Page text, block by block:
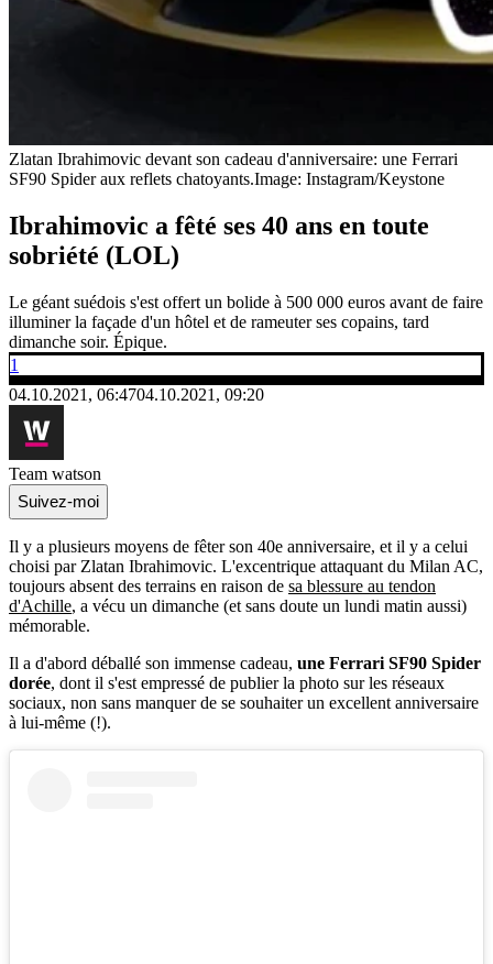
Zlatan Ibrahimovic devant son cadeau d'anniversaire: une Ferrari
SF90 Spider aux reflets chatoyants.Image: Instagram/Keystone
Ibrahimovic a fêté ses 40 ans en toute
sobriété (LOL)
Le géant suédois s'est offert un bolide à 500 000 euros avant de faire
illuminer la façade d'un hôtel et de rameuter ses copains, tard
dimanche soir. Épique.
1
04.10.2021, 06:4704.10.2021, 09:20
Team watson
Suivez-moi
Il y a plusieurs moyens de fêter son 40e anniversaire, et il y a celui
choisi par Zlatan Ibrahimovic. L'excentrique attaquant du Milan AC,
toujours absent des terrains en raison de sa blessure au tendon
d'Achille, a vécu un dimanche (et sans doute un lundi matin aussi)
mémorable.
Il a d'abord déballé son immense cadeau, une Ferrari SF90 Spider
dorée, dont il s'est empressé de publier la photo sur les réseaux
sociaux, non sans manquer de se souhaiter un excellent anniversaire
à lui-même (!).